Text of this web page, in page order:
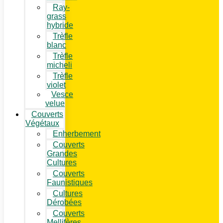
Ray-
grass
hybride
Trèfle
blanc
Trèfle
micheli
Trèfle
violet
Vesce
velue
Couverts
Végétaux
Enherbement
Couverts
Grandes
Cultures
Couverts
Faunistiques
Cultures
Dérobées
Couverts